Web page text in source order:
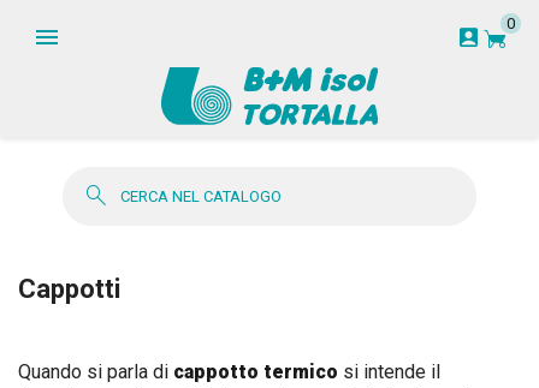
account_box garden_cart0
search
Cappotti
Quando si parla di cappotto termico si intende il